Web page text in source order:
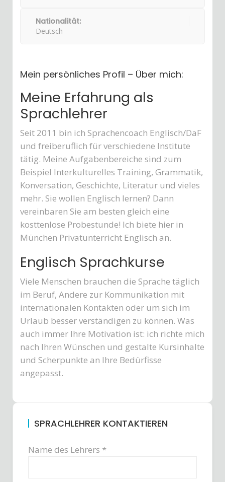
Nationalität:
Deutsch
Mein persönliches Profil – Über mich:
Meine Erfahrung als
Sprachlehrer
Seit 2011 bin ich Sprachencoach Englisch/DaF
und freiberuflich für verschiedene Institute
tätig. Meine Aufgabenbereiche sind zum
Beispiel Interkulturelles Training, Grammatik,
Konversation, Geschichte, Literatur und vieles
mehr. Sie wollen Englisch lernen? Dann
vereinbaren Sie am besten gleich eine
kosttenlose Probestunde! Ich biete hier in
München Privatunterricht Englisch an.
Englisch Sprachkurse
Viele Menschen brauchen die Sprache täglich
im Beruf, Andere zur Kommunikation mit
internationalen Kontakten oder um sich im
Urlaub besser verständigen zu können. Was
auch immer Ihre Motivation ist: ich richte mich
nach Ihren Wünschen und gestalte Kursinhalte
und Scherpunkte an Ihre Bedürfisse
angepasst.
SPRACHLEHRER KONTAKTIEREN
Name des Lehrers *